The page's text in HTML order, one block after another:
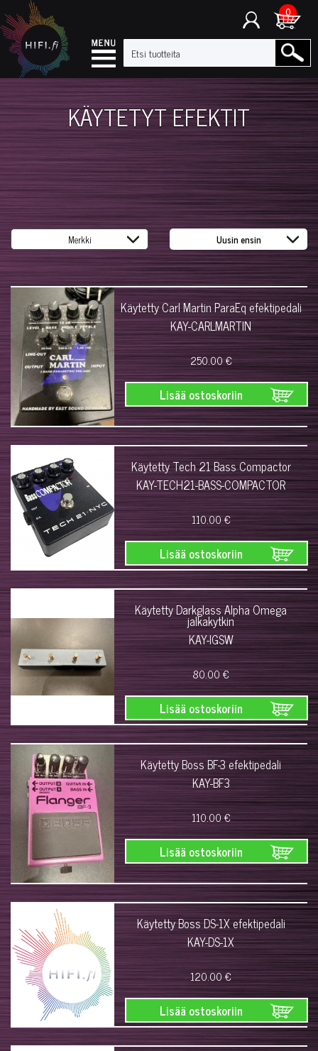
0
KÄYTETYT EFEKTIT
Käytetty Carl Martin ParaEq efektipedali
KAY-CARLMARTIN
250.00 €
Lisää ostoskoriin
Käytetty Tech 21 Bass Compactor
KAY-TECH21-BASS-COMPACTOR
110.00 €
Lisää ostoskoriin
Käytetty Darkglass Alpha Omega
jalkakytkin
KAY-IGSW
80.00 €
Lisää ostoskoriin
Käytetty Boss BF-3 efektipedali
KAY-BF3
110.00 €
Lisää ostoskoriin
Käytetty Boss DS-1X efektipedali
KAY-DS-1X
120.00 €
Lisää ostoskoriin